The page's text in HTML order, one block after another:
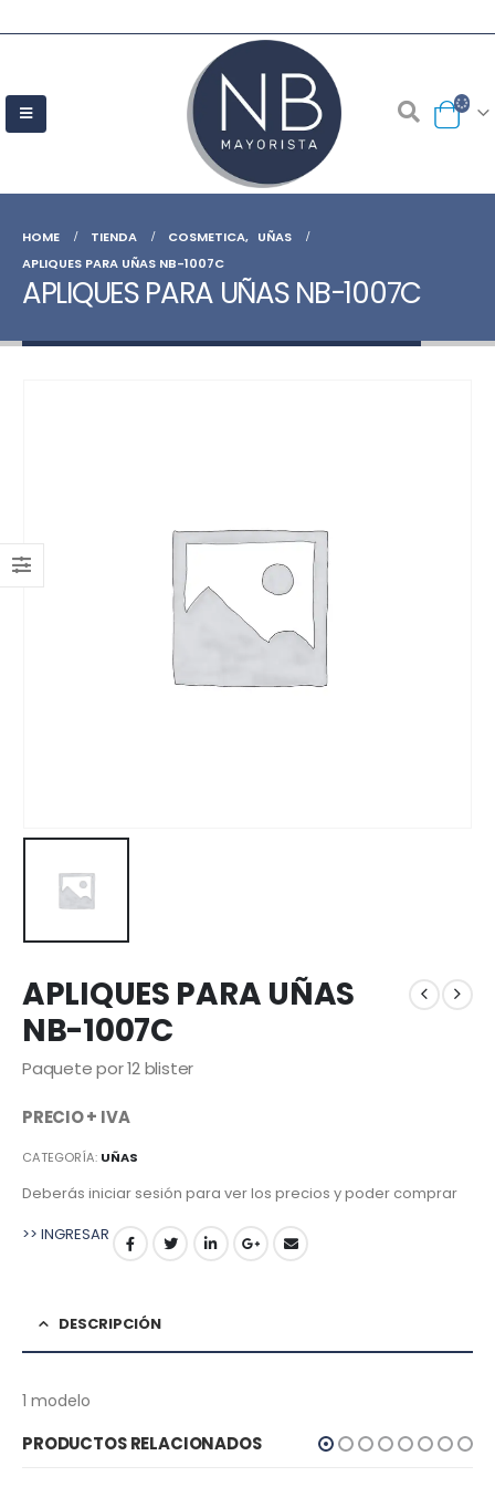
HOME TIENDA COSMETICA, UÑAS
APLIQUES PARA UÑAS NB-1007C
APLIQUES PARA UÑAS NB-1007C
APLIQUES PARA UÑAS
NB-1007C
Paquete por 12 blister
PRECIO + IVA
CATEGORÍA: UÑAS
Deberás iniciar sesión para ver los precios y poder comprar
>> INGRESAR
DESCRIPCIÓN
1 modelo
PRODUCTOS RELACIONADOS